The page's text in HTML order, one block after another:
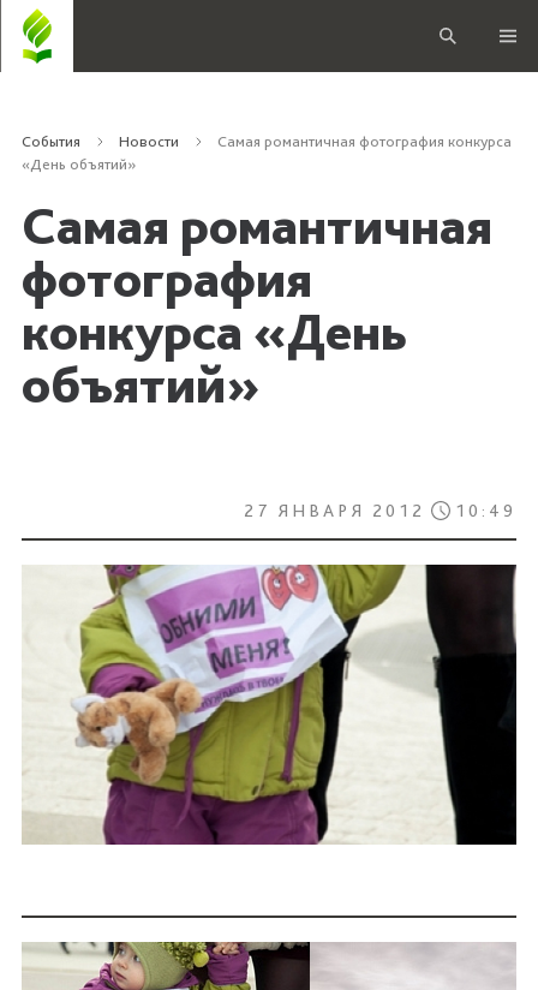
События Новости
Самая романтичная фотография конкурса
«День объятий»
Самая романтичная
фотография
конкурса «День
объятий»
27 ЯНВАРЯ 2012 10:49